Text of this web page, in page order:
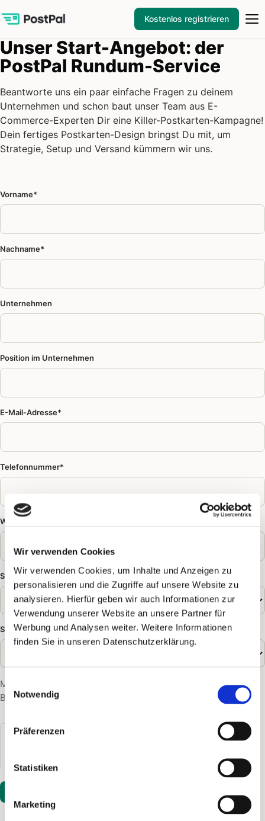
Wir verwenden Cookies
Wir verwenden Cookies, um Inhalte und Anzeigen zu
personalisieren und die Zugriffe auf unsere Website zu
analysieren. Hierfür geben wir auch Informationen zur
Verwendung unserer Website an unsere Partner für
Werbung und Analysen weiter. Weitere Informationen
finden Sie in unseren Datenschutzerklärung.
Einwilligungsauswahl
Notwendig
Präferenzen
Statistiken
Marketing
Kostenlos registrieren
Unser Start-Angebot: der
PostPal Rundum-Service
Beantworte uns ein paar einfache Fragen zu deinem
Unternehmen und schon baut unser Team aus E-
Commerce-Experten Dir eine Killer-Postkarten-Kampagne!
Dein fertiges Postkarten-Design bringst Du mit, um
Strategie, Setup und Versand kümmern wir uns.
Vorname*
Nachname*
Unternehmen
Position im Unternehmen
E-Mail-Adresse*
Telefonnummer*
Webseite / URL*
Shop-System*
Shop-Umsatz*
Mit Klick auf „Rundum-Service anfragen" stimmst du unseren
Bestimmungen zum